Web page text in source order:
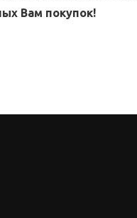
Вам покупок!